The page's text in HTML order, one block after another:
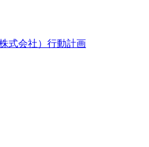
式会社）行動計画